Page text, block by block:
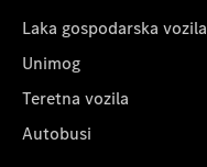
Laka gospodarska vozila
Unimog
Teretna vozila
Autobusi